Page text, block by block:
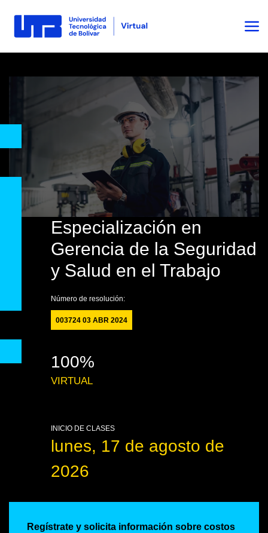
Especialización en
Gerencia de la Seguridad
y Salud en el Trabajo
Número de resolución:
003724 03 ABR 2024
100%
VIRTUAL
INICIO DE CLASES
lunes, 17 de agosto de
2026
Regístrate y solicita información sobre costos